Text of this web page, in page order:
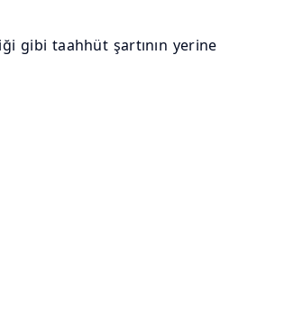
gibi taahhüt şartının yerine